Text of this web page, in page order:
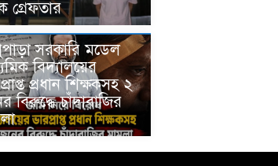
গ্রেফতার
সরকারি মডেল
বিদ্যালয়ের
প্রধান শিক্ষকসহ ২
বিরুদ্ধে চাঁদাবাজির